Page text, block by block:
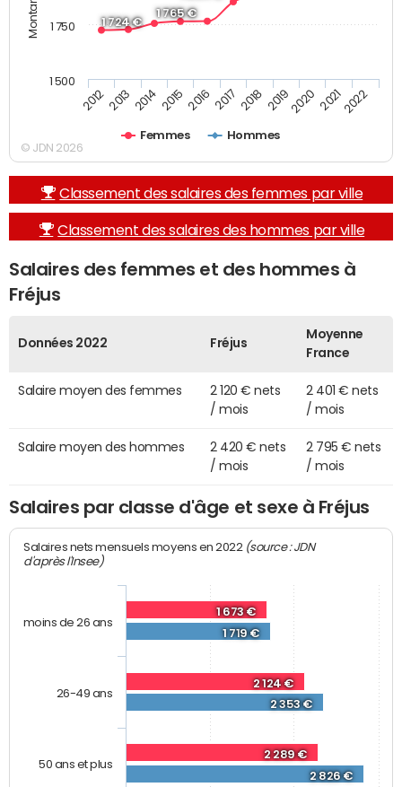
1 724 €
1 765 €
Femmes Hommes
2012 2013 2014 2015 2016 2017 2018 20192020 20212022
1 500
1 750
© JDN 2026
Classement des salaires des femmes par ville
Classement des salaires des hommes par ville
Salaires des femmes et des hommes à
Fréjus
Données 2022 Fréjus
Moyenne
France
Salaire moyen des femmes
2 120 € nets
/ mois
2 401 € nets
/ mois
Salaire moyen des hommes
2 420 € nets
/ mois
2 795 € nets
/ mois
Salaires par classe d'âge et sexe à Fréjus
Salaires nets mensuels moyens en 2022 (source : JDN
d'après l'Insee)
1 673 €
2 124 €
2 289 €
1 719 €
2 353 €
2 826 €
moins de 26 ans
26-49 ans
50 ans et plus